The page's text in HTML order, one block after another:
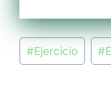
Etiquetas
de
#Ejercicio #